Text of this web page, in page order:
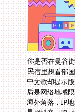
你是否在曼谷
民宿里想看部
中文歌却提示
后是网络地域
海外角落，IP
是刷抖音、追